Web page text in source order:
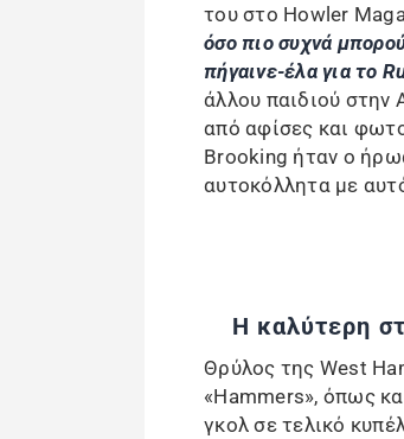
του στο Howler
όσο πιο συχνά
πήγαινε-έλα για το
άλλου παιδιού στην
από αφίσες και
Brooking ήταν ο
αυτοκόλλητα με
Η καλύτερη
Θρύλος της West
«Hammers», όπως
γκολ σε τελικό